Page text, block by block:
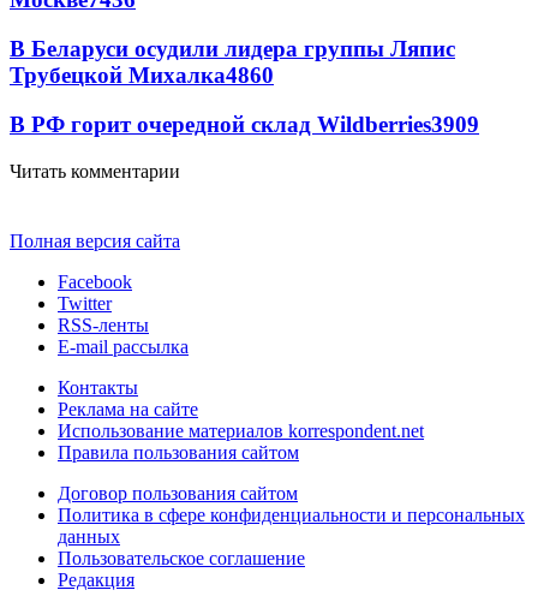
В Беларуси осудили лидера группы Ляпис
Трубецкой Михалка4860
В РФ горит очередной склад Wildberries3909
Читать комментарии
Полная версия сайта
Facebook
Twitter
RSS-ленты
E-mail рассылка
Контакты
Реклама на сайте
Использование материалов korrespondent.net
Правила пользования сайтом
Договор пользования сайтом
Политика в сфере конфиденциальности и персональных
данных
Пользовательское соглашение
Редакция